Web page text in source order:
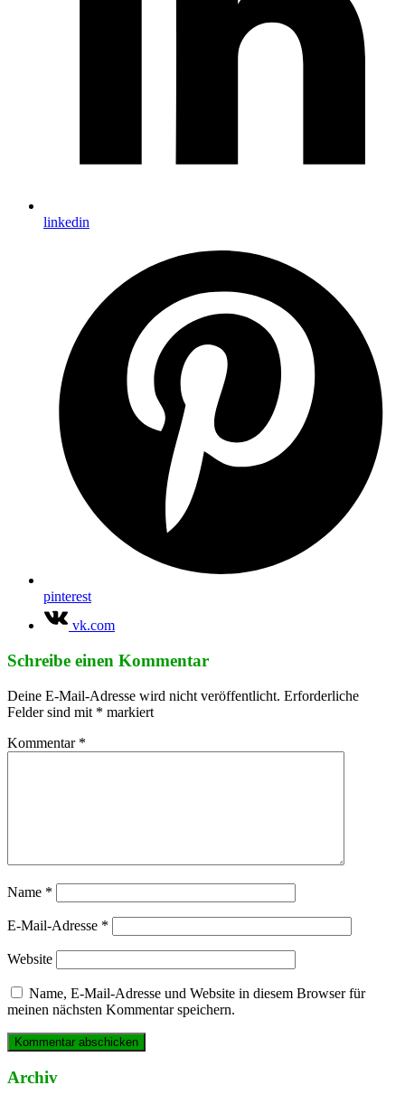
linkedin
pinterest
vk.com
Schreibe einen Kommentar
Deine E-Mail-Adresse wird nicht veröffentlicht. Erforderliche
Felder sind mit * markiert
Kommentar *
Name *
E-Mail-Adresse *
Website
Name, E-Mail-Adresse und Website in diesem Browser für
meinen nächsten Kommentar speichern.
Archiv